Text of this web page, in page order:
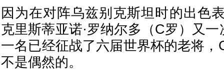
因为在对阵乌兹别克斯坦时的出色
克里斯蒂亚诺·罗纳尔多（C罗 ）又一
一名已经征战了六届世界杯的老将
不是偶然的。